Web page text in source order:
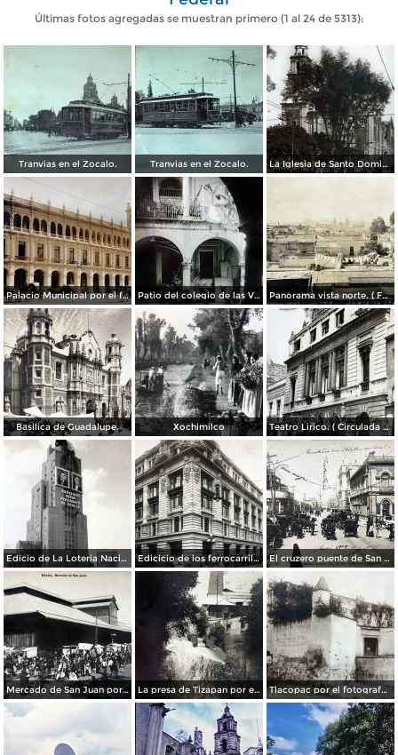
Últimas fotos agregadas se muestran primero (1 al 24 de 5313):
Tranvias en el Zocalo. Tranvias en el Zocalo. La Iglesia de Santo Domingo.
Palacio Municipal por el fotografo Hugo Brehme.. Patio del colegio de las Vizcainas por el fotografo Hugo Brehme. Panorama vista norte. ( Fechada el 20 de Junio de 1905 ).
Basilica de Guadalupe. Xochimilco Teatro Lirico. ( Circulada el 1 de Agosto de 1926 ).
Edicio de La Loteria Nacional Ciudad de México Abril de 1964 Edicicio de los ferrocarriles. El cruzero puente de San Francisco y Guardiola por el fotografo Felix Miret.
Mercado de San Juan por el fotografo Felix Miret La presa de Tizapan por el fotografo Fernando Kososky. ( Circulada el 22 de Diembre de 1910 ). Tlacopac por el fotografo Hugo Brehme.